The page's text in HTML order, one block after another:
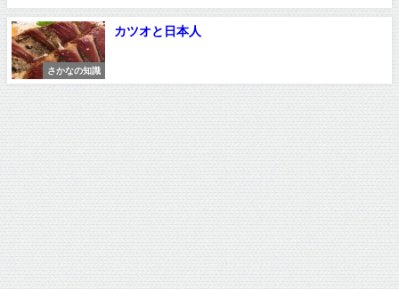
さかなの知識
カツオと日本人